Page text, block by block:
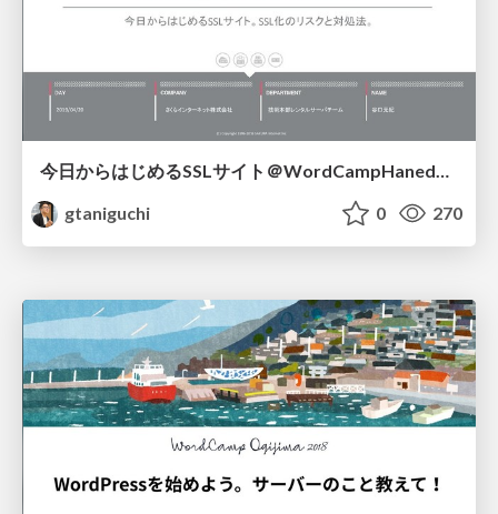
今日からはじめるSSLサイト＠WordCampHaneda 2019 / wordcamphaneda2019
gtaniguchi
0 270